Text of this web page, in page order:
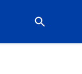
Open
Search